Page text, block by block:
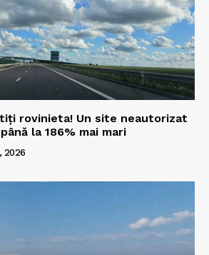
rovinieta! Un site neautorizat
la 186% mai mari
2026